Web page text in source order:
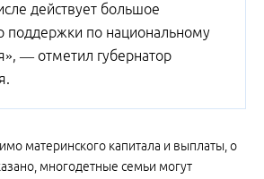
действует большое
поддержки по национальному
— отметил губернатор
материнского капитала и выплаты, о
многодетные семьи могут